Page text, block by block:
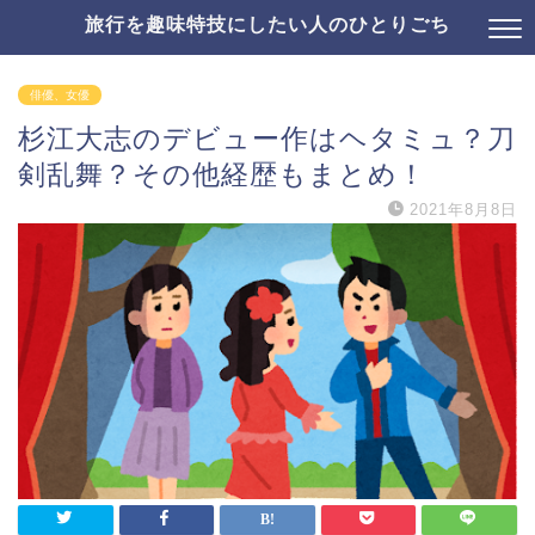
旅行を趣味特技にしたい人のひとりごち
俳優、女優
杉江大志のデビュー作はヘタミュ？刀
剣乱舞？その他経歴もまとめ！
2021年8月8日